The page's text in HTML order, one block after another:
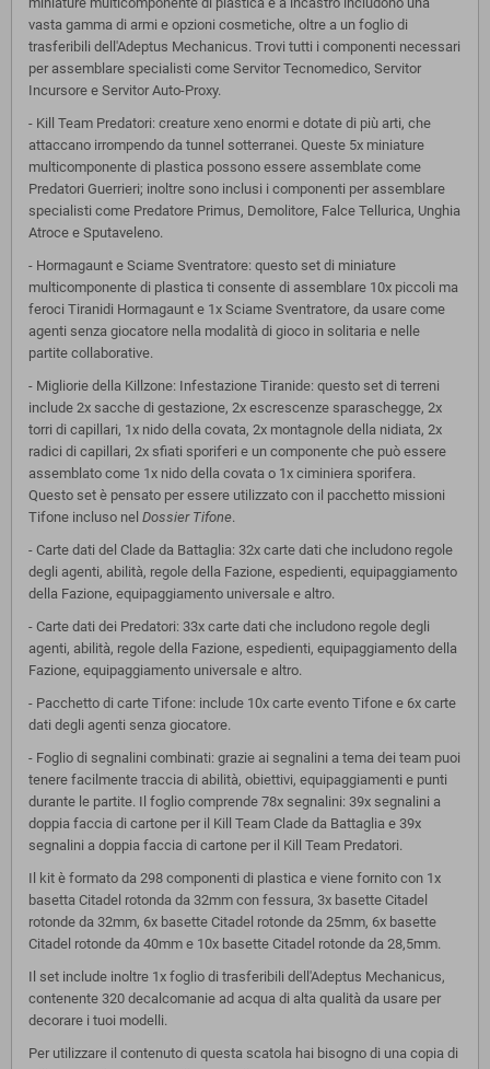
vasta gamma di armi e opzioni cosmetiche, oltre a un foglio di
trasferibili dell'Adeptus Mechanicus. Trovi tutti i componenti necessari
per assemblare specialisti come Servitor Tecnomedico, Servitor
Incursore e Servitor Auto-Proxy.
- Kill Team Predatori: creature xeno enormi e dotate di più arti, che
attaccano irrompendo da tunnel sotterranei. Queste 5x miniature
multicomponente di plastica possono essere assemblate come
Predatori Guerrieri; inoltre sono inclusi i componenti per assemblare
specialisti come Predatore Primus, Demolitore, Falce Tellurica, Unghia
Atroce e Sputaveleno.
- Hormagaunt e Sciame Sventratore: questo set di miniature
multicomponente di plastica ti consente di assemblare 10x piccoli ma
feroci Tiranidi Hormagaunt e 1x Sciame Sventratore, da usare come
agenti senza giocatore nella modalità di gioco in solitaria e nelle
partite collaborative.
- Migliorie della Killzone: Infestazione Tiranide: questo set di terreni
include 2x sacche di gestazione, 2x escrescenze sparaschegge, 2x
torri di capillari, 1x nido della covata, 2x montagnole della nidiata, 2x
radici di capillari, 2x sfiati sporiferi e un componente che può essere
assemblato come 1x nido della covata o 1x ciminiera sporifera.
Questo set è pensato per essere utilizzato con il pacchetto missioni
Tifone incluso nel Dossier Tifone.
- Carte dati del Clade da Battaglia: 32x carte dati che includono regole
degli agenti, abilità, regole della Fazione, espedienti, equipaggiamento
della Fazione, equipaggiamento universale e altro.
- Carte dati dei Predatori: 33x carte dati che includono regole degli
agenti, abilità, regole della Fazione, espedienti, equipaggiamento della
Fazione, equipaggiamento universale e altro.
- Pacchetto di carte Tifone: include 10x carte evento Tifone e 6x carte
dati degli agenti senza giocatore.
- Foglio di segnalini combinati: grazie ai segnalini a tema dei team puoi
tenere facilmente traccia di abilità, obiettivi, equipaggiamenti e punti
durante le partite. Il foglio comprende 78x segnalini: 39x segnalini a
doppia faccia di cartone per il Kill Team Clade da Battaglia e 39x
segnalini a doppia faccia di cartone per il Kill Team Predatori.
Il kit è formato da 298 componenti di plastica e viene fornito con 1x
basetta Citadel rotonda da 32mm con fessura, 3x basette Citadel
rotonde da 32mm, 6x basette Citadel rotonde da 25mm, 6x basette
Citadel rotonde da 40mm e 10x basette Citadel rotonde da 28,5mm.
Il set include inoltre 1x foglio di trasferibili dell'Adeptus Mechanicus,
contenente 320 decalcomanie ad acqua di alta qualità da usare per
decorare i tuoi modelli.
Per utilizzare il contenuto di questa scatola hai bisogno di una copia di